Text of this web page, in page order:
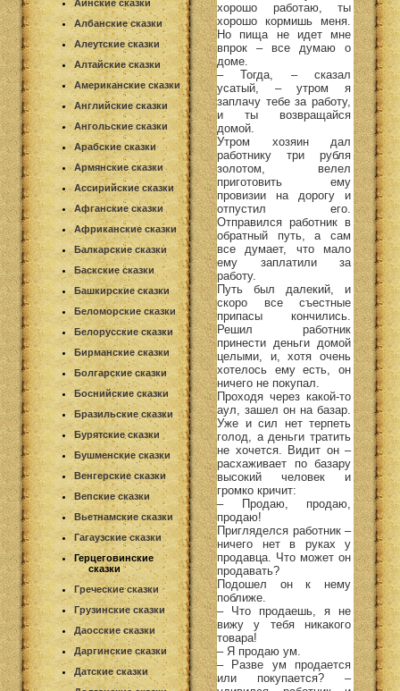
Айнские сказки
Албанские сказки
Алеутские сказки
Алтайские сказки
Американские сказки
Английские сказки
Ангольские сказки
Арабские сказки
Армянские сказки
Ассирийские сказки
Афганские сказки
Африканские сказки
Балкарские сказки
Баскские сказки
Башкирские сказки
Беломорские сказки
Белорусские сказки
Бирманские сказки
Болгарские сказки
Боснийские сказки
Бразильские сказки
Бурятские сказки
Бушменские сказки
Венгерские сказки
Вепские сказки
Вьетнамские сказки
Гагаузские сказки
Герцеговинские
сказки
Греческие сказки
Грузинские сказки
Даосские сказки
Даргинские сказки
Датские сказки
хорошо работаю, ты
хорошо кормишь меня.
Но пища не идет мне
впрок – все думаю о
доме.
– Тогда, – сказал
усатый, – утром я
заплачу тебе за работу,
и ты возвращайся
домой.
Утром хозяин дал
работнику три рубля
золотом, велел
приготовить ему
провизии на дорогу и
отпустил его.
Отправился работник в
обратный путь, а сам
все думает, что мало
ему заплатили за
работу.
Путь был далекий, и
скоро все съестные
припасы кончились.
Решил работник
принести деньги домой
целыми, и, хотя очень
хотелось ему есть, он
ничего не покупал.
Проходя через какой-то
аул, зашел он на базар.
Уже и сил нет терпеть
голод, а деньги тратить
не хочется. Видит он –
расхаживает по базару
высокий человек и
громко кричит:
– Продаю, продаю,
продаю!
Пригляделся работник –
ничего нет в руках у
продавца. Что может он
продавать?
Подошел он к нему
поближе.
– Что продаешь, я не
вижу у тебя никакого
товара!
– Я продаю ум.
– Разве ум продается
или покупается? –